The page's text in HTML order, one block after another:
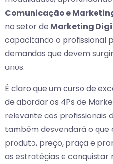
Comunicação e
no setor de Marketing
capacitando o profissional
demandas que devem
anos.
É claro que um curso de
de abordar os 4Ps de
relevante aos profissionais
também desvendará o
produto, preço, praça e
as estratégias e conquistar